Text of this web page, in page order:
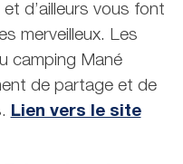
d’ailleurs vous font
merveilleux. Les
camping Mané
de partage et de
Lien vers le site